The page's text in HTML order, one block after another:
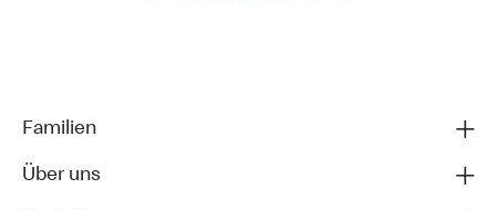
Familien
Über uns